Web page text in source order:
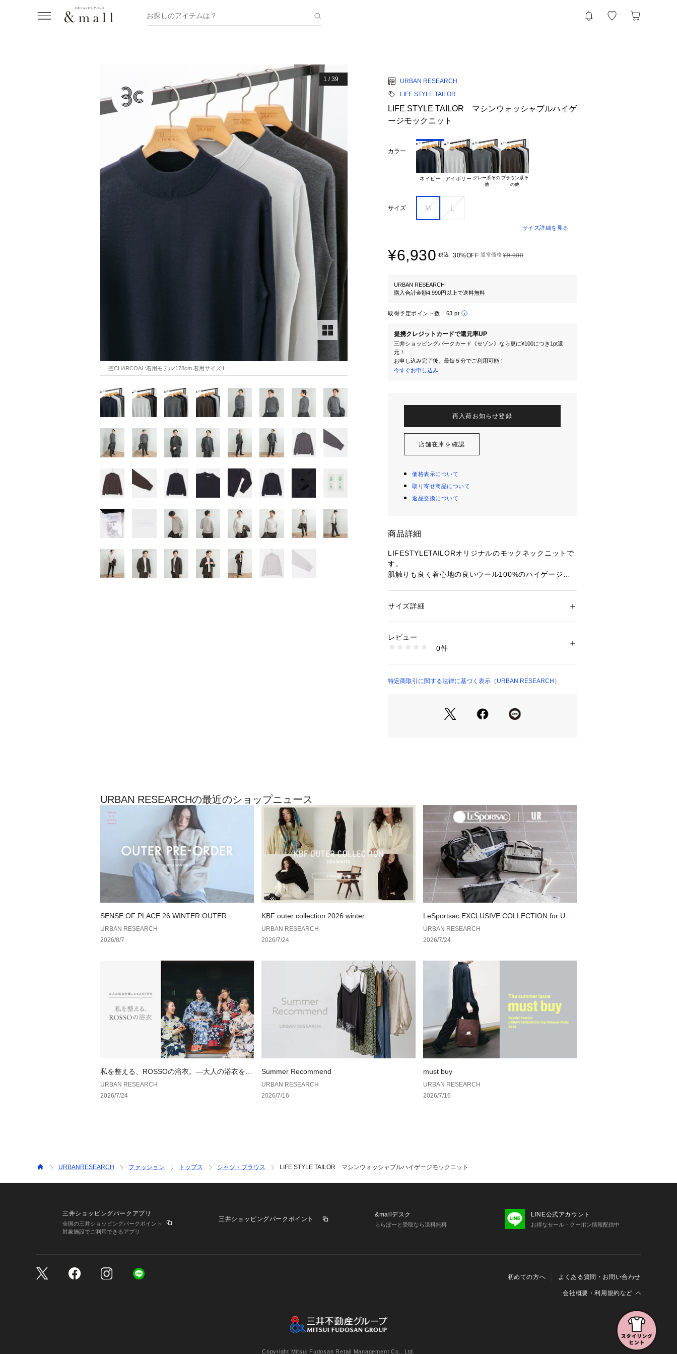
お探しのアイテムは？
1 /39
杢CHARCOAL:着用モデル:178cm 着用サイズ:L
URBAN RESEARCH
LIFE STYLE TAILOR
LIFE STYLE TAILOR マシンウォッシャブルハイゲ
ージモックニット
カラー
ネイビー アイボリー グレー系その
他
ブラウン系そ
サイズ M L
サイズ詳細を見る
¥6,930 税込 30%OFF 通常価格¥9,900
URBAN RESEARCH
購入合計金額4,990円以上で送料無料
取得予定ポイント数： 63 pt
提携クレジットカードで還元率UP
三井ショッピングパークカード《セゾン》なら更に¥100につき1pt還
元！
お申し込み完了後、最短５分でご利用可能！
今すぐお申し込み
再入荷お知らせ登録
店舗在庫を確認
価格表示について
取り寄せ商品について
返品交換について
商品詳細
LIFESTYLETAILORオリジナルのモックネックニットで
す。
肌触りも良く着心地の良いウール100%のハイゲージニ
ジャケットのインナーとしてはもちろん、一枚での着用
オフ問わず幅広いシーンで着用していただけます。
いると認証を受けた素材を20%以上使用しています。
「LIFE STYLE TAILOR」は私たちが提案する暮らしの
新たなエッセンスとしてスタートしたドレスラインで
総重量 : 約260g
※商品画像は、光の当たり具合やパソコンなどの閲覧環
境により、実際の色味と異なって見える場合がございま
す。予めご了承ください。
※商品の色味の目安は、商品単体の画像をご参照くださ
い。
▼お気に入り登録のおすすめ▼
お気に入り登録商品は、マイページにて現在の価格情報
や在庫状況の確認が可能です。
伸縮性 : あり
裏地 : なし
光沢 : なし
ポケット : なし
IVORY：178cm(L)
杢CHARCOAL：178cm(L)
性別：メンズ
洗濯：-
※詳しい洗濯方法については、商品の品質表示タグをご覧くださ
商品番号：1650000130102 （モール）
サイズ詳細
レビュー
0件
特定商取引に関する法律に基づく表示（URBAN RESEARCH）
URBAN RESEARCHの最近のショップニュース
SENSE OF PLACE 26:WINTER OUTER
URBAN RESEARCH
2026/8/7
KBF outer collection 2026 winter
URBAN RESEARCH
2026/7/24
LeSportsac EXCLUSIVE COLLECTION for URB
AN RESEARCH
URBAN RESEARCH
2026/7/24
私を整える、ROSSOの浴衣。—大人の浴衣を楽
しむ、4人のTIPS—
URBAN RESEARCH
2026/7/24
Summer Recommend
URBAN RESEARCH
2026/7/16
must buy
URBAN RESEARCH
2026/7/16
URBANRESEARCH ファッション トップス シャツ・ブラウス LIFE STYLE TAILOR マシンウォッシャブルハイゲージモックニット
三井ショッピングパークアプリ
全国の三井ショッピングパークポイント
対象施設でご利用できるアプリ
三井ショッピングパークポイント
&mallデスク
ららぽーと受取なら送料無料
LINE公式アカウント
お得なセール・クーポン情報配信中
初めての方へ よくある質問・お問い合わせ
会社概要・利用規約など
特定商取引に関する法律に基づく表示
個人情報保護方針 個人情報の取り扱いについて
Cookieおよびアクセスログについて
三井不動産グループ ソーシャルメディアガイドライン
Copyright Mitsui Fudosan Retail Management Co., Ltd.